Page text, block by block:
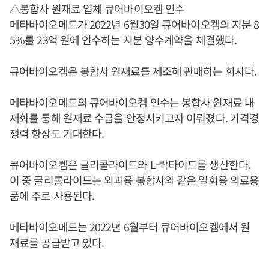
△봉합사 원재료 업체 큐어바이오켐 인수
메타바이오메드가 2022년 6월30일 큐어바이오켐의 지분 8
5%를 23억 원에 인수하는 지분 양수계약을 체결했다.
큐어바이오켐은 봉합사 원재료를 제조해 판매하는 회사다.
메타바이오메드의 큐어바이오켐 인수는 봉합사 원재료 내
재화를 통해 원재료 수급을 안정시키고자 이뤄졌다. 가격경
쟁력 향상도 기대한다.
큐어바이오켐은 글리콜라이드와 L-락타이드를 생산한다.
이 중 글리콜라이드는 외과용 봉합사와 같은 일회용 의료용
품에 주로 사용된다.
메타바이오메드는 2022년 6월부터 큐어바이오켐에서 원
재료를 공급받고 있다.